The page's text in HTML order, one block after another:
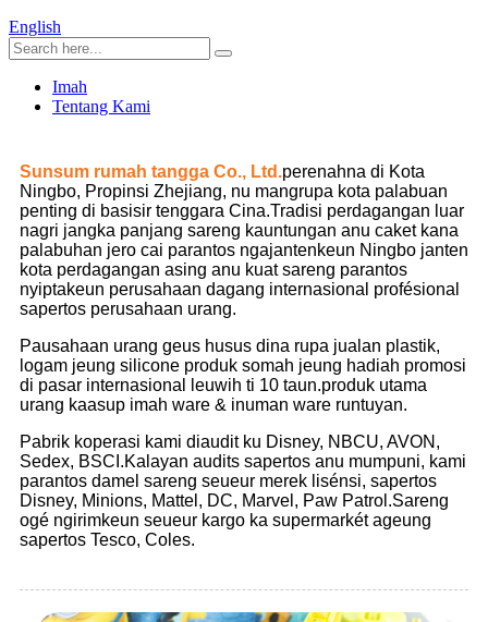
English
Imah
Tentang Kami
Sunsum rumah tangga Co., Ltd.perenahna di Kota
Ningbo, Propinsi Zhejiang, nu mangrupa kota palabuan
penting di basisir tenggara Cina.Tradisi perdagangan luar
nagri jangka panjang sareng kauntungan anu caket kana
palabuhan jero cai parantos ngajantenkeun Ningbo janten
kota perdagangan asing anu kuat sareng parantos
nyiptakeun perusahaan dagang internasional profésional
sapertos perusahaan urang.
Pausahaan urang geus husus dina rupa jualan plastik,
logam jeung silicone produk somah jeung hadiah promosi
di pasar internasional leuwih ti 10 taun.produk utama
urang kaasup imah ware & inuman ware runtuyan.
Pabrik koperasi kami diaudit ku Disney, NBCU, AVON,
Sedex, BSCI.Kalayan audits sapertos anu mumpuni, kami
parantos damel sareng seueur merek lisénsi, sapertos
Disney, Minions, Mattel, DC, Marvel, Paw Patrol.Sareng
ogé ngirimkeun seueur kargo ka supermarkét ageung
sapertos Tesco, Coles.